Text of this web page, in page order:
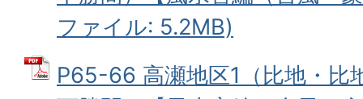
ファイル: 5.2MB)
P65-66 高瀬地区1（比地・比